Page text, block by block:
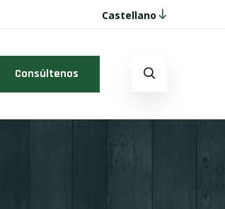
Castellano
Consúltenos